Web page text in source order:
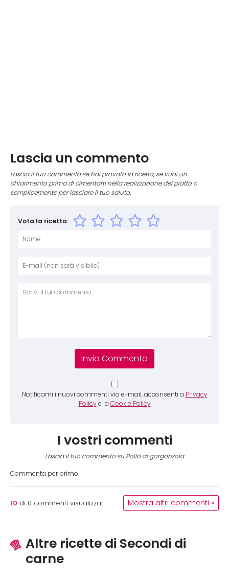
Lascia un commento
Lascia il tuo commento se hai provato la ricetta, se vuoi un
chiarimento prima di cimentarti nella realizzazione del piatto o
semplicemente per lasciare il tuo saluto.
Vota la ricetta:
Notificami i nuovi commenti via e-mail, acconsenti a Privacy
Policy e la Cookie Policy
I vostri commenti
Lascia il tuo commento su Pollo al gorgonzola
Commenta per primo
10 di 0 commenti visualizzati Mostra altri commenti »
Altre ricette di Secondi di
carne